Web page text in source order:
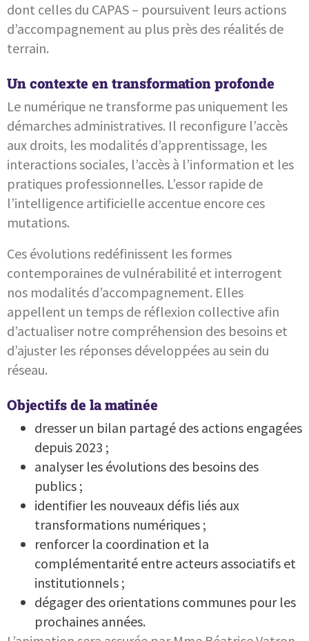
dont celles du CAPAS – poursuivent leurs actions
d’accompagnement au plus près des réalités de
terrain.
Un contexte en transformation profonde
Le numérique ne transforme pas uniquement les
démarches administratives. Il reconfigure l’accès
aux droits, les modalités d’apprentissage, les
interactions sociales, l’accès à l’information et les
pratiques professionnelles. L’essor rapide de
l’intelligence artificielle accentue encore ces
mutations.
Ces évolutions redéfinissent les formes
contemporaines de vulnérabilité et interrogent
nos modalités d’accompagnement. Elles
appellent un temps de réflexion collective afin
d’actualiser notre compréhension des besoins et
d’ajuster les réponses développées au sein du
réseau.
Objectifs de la matinée
dresser un bilan partagé des actions engagées
depuis 2023 ;
analyser les évolutions des besoins des
publics ;
identifier les nouveaux défis liés aux
transformations numériques ;
renforcer la coordination et la
complémentarité entre acteurs associatifs et
institutionnels ;
dégager des orientations communes pour les
prochaines années.